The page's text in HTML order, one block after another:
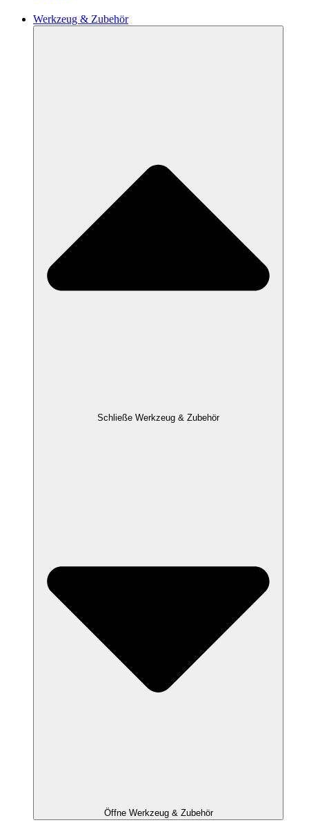
Werkzeug & Zubehör
Schließe Werkzeug & Zubehör
Öffne Werkzeug & Zubehör